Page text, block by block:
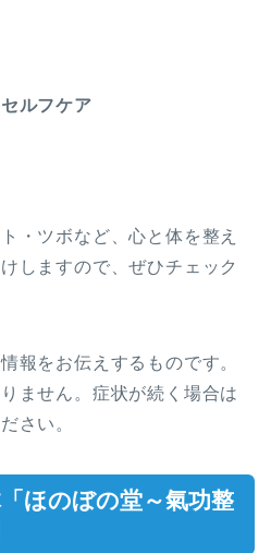
ルフケア
・ツボなど、心と体を整え
しますので、ぜひチェック
報をお伝えするものです。
ません。症状が続く場合は
さい。
ほのぼの堂～氣功整